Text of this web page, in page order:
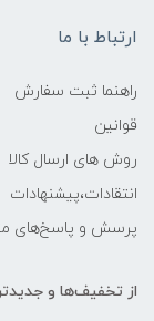
ارتباط با ما
راهنما ثبت سفارش
قوانین
روش های ارسال کالا
انتقادات،پیشنهادات
پرسش و پاسخ‌های
از تخفیف‌ها و